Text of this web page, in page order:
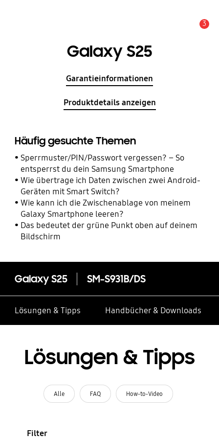
3
Galaxy S25
Garantieinformationen
Produktdetails anzeigen
Häufig gesuchte Themen
Sperrmuster/PIN/Passwort vergessen? – So
entsperrst du dein Samsung Smartphone
Wie übertrage ich Daten zwischen zwei Android-
Geräten mit Smart Switch?
Wie kann ich die Zwischenablage von meinem
Galaxy Smartphone leeren?
Das bedeutet der grüne Punkt oben auf deinem
Bildschirm
Galaxy S25 SM-S931B/DS
Lösungen & Tipps Handbücher & Downloads
Lösungen & Tipps
Alle FAQ How-to-Video
Filter